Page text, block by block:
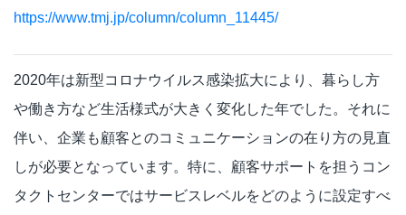
https://www.tmj.jp/column/column_11445/
2020年は新型コロナウイルス感染拡大により、暮らし方
や働き方など生活様式が大きく変化した年でした。それに
伴い、企業も顧客とのコミュニケーションの在り方の見直
しが必要となっています。特に、顧客サポートを担うコン
タクトセンターではサービスレベルをどのように設定すべ